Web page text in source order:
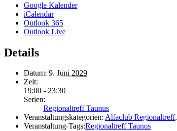
Google Kalender
iCalendar
Outlook 365
Outlook Live
Details
Datum: 9. Juni 2029
Zeit:
19:00 - 23:30
Serien:
Regionaltreff Taunus
Veranstaltungskategorien: Alfaclub Regionaltreff,
Veranstaltung-Tags:Regionaltreff Taunus